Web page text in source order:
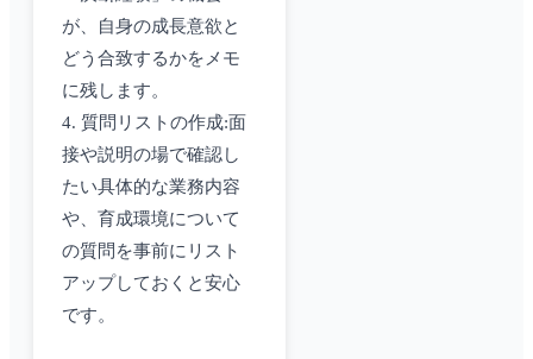
が、自身の成長意欲と
どう合致するかをメモ
に残します。
4. 質問リストの作成:面
接や説明の場で確認し
たい具体的な業務内容
や、育成環境について
の質問を事前にリスト
アップしておくと安心
です。